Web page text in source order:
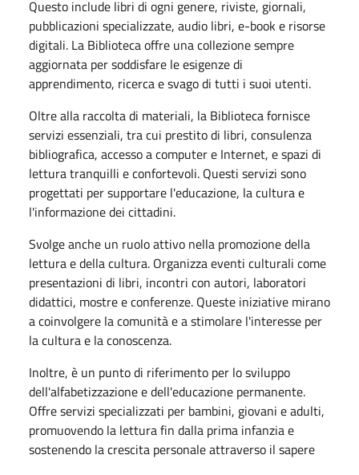
Questo include libri di ogni genere, riviste, giornali,
pubblicazioni specializzate, audio libri, e-book e risorse
digitali. La Biblioteca offre una collezione sempre
aggiornata per soddisfare le esigenze di
apprendimento, ricerca e svago di tutti i suoi utenti.
Oltre alla raccolta di materiali, la Biblioteca fornisce
servizi essenziali, tra cui prestito di libri, consulenza
bibliografica, accesso a computer e Internet, e spazi di
lettura tranquilli e confortevoli. Questi servizi sono
progettati per supportare l'educazione, la cultura e
l'informazione dei cittadini.
Svolge anche un ruolo attivo nella promozione della
lettura e della cultura. Organizza eventi culturali come
presentazioni di libri, incontri con autori, laboratori
didattici, mostre e conferenze. Queste iniziative mirano
a coinvolgere la comunità e a stimolare l'interesse per
la cultura e la conoscenza.
Inoltre, è un punto di riferimento per lo sviluppo
dell'alfabetizzazione e dell'educazione permanente.
Offre servizi specializzati per bambini, giovani e adulti,
promuovendo la lettura fin dalla prima infanzia e
sostenendo la crescita personale attraverso il sapere